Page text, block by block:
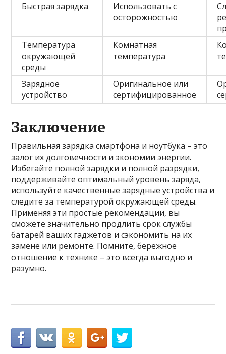
Быстрая зарядка
Использовать с
осторожностью
Температура
окружающей
среды
Комнатная
температура
Зарядное
устройство
Оригинальное или
сертифицированное
Заключение
Правильная зарядка смартфона и ноутбука – это
залог их долговечности и экономии энергии.
Избегайте полной зарядки и полной разрядки,
поддерживайте оптимальный уровень заряда,
используйте качественные зарядные устройства и
следите за температурой окружающей среды.
Применяя эти простые рекомендации, вы
сможете значительно продлить срок службы
батарей ваших гаджетов и сэкономить на их
замене или ремонте. Помните, бережное
отношение к технике – это всегда выгодно и
разумно.